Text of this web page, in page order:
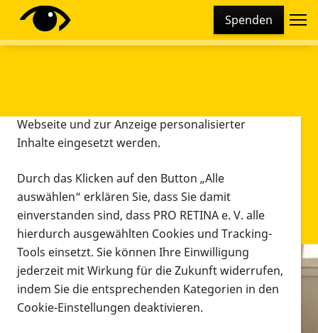
Spenden
Infomaterial
Infomaterial
Diese Webseite setzt verschiedene Cookies und
Tracking-Tools ein. Dies beinhaltet Cookies und
Webseite und zur Anzeige personalisierter
Inhalte eingesetzt werden.
Durch das Klicken auf den Button „Alle
auswählen“ erklären Sie, dass Sie damit
einverstanden sind, dass PRO RETINA e. V. alle
hierdurch ausgewählten Cookies und Tracking-
Tools einsetzt. Sie können Ihre Einwilligung
jederzeit mit Wirkung für die Zukunft widerrufen,
indem Sie die entsprechenden Kategorien in den
Cookie-Einstellungen deaktivieren.